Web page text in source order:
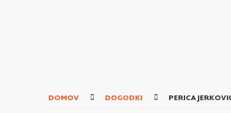
DOMOV DOGODKI PERICA